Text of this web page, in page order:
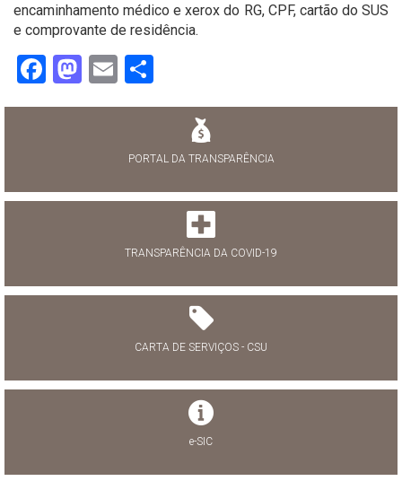
encaminhamento médico e xerox do RG, CPF, cartão do SUS
e comprovante de residência.
Facebook
Mastodon
Email
PORTAL DA TRANSPARÊNCIA
TRANSPARÊNCIA DA COVID-19
CARTA DE SERVIÇOS - CSU
e-SIC